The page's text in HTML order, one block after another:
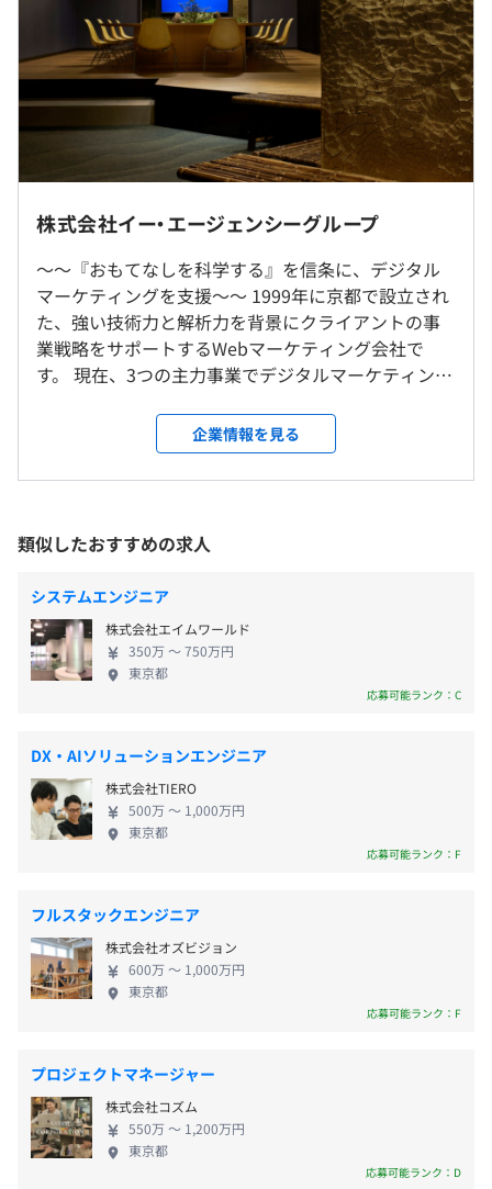
・大手航空会社のデータ基盤構築・運用プロジェクト
・大手アパレル企業のマーケティング施策可視化基盤開発
・小売業の店舗・EC統合データ基盤の設計・構築
・生成AIによるレポーティング自動化
・Vertex AI Search導入プロジェクト
・英会話レッスン補助
・GC関連資格取得支援あり（受験料補助、資格手当）
・外部提携キャリアコンサルタント1名、社内キャリアコ
外部セミナー受講・勉強会出席・書籍購入など、社員の自
主的な「学び・能力開発」を会社として応援しています
・ノートPC、外部モニターを支給します。
・PC種別（Windows/Mac）はご要望に応じて支給しま
す。
ウォーターフォール
BigQuery
期初に自身で目標を考え、上長と相談しながら達成基準な
ど）
就業場所の変更範囲
＜雇入時＞
自宅および東京本社
会社の定める場所（テレワークを行う場所を含む）
敷地内禁煙（喫煙場所あり）
・JR・東京メトロ「有楽町駅」より徒歩2分
・東京メトロ「日比谷駅」より徒歩2分
駅前にはマルイ・ビックカメラ・三省堂書店が、少し足を
延ばせば日比谷ミッドタウン・TOHOシネマズ・宝塚劇場
があり、
買物・エンターテイメントの一等地です。
・在宅勤務手当：5,000円
・固定残業代：89,420 円～
※固定残業代の相当時間：30.0時間/月
・住宅手当：20,000円/月
（※想定年収は年収提示額を保証するものではありません）
■勤務時間：9:30～18:30
・フレックスタイム制（コアタイム：11時～16時）
・全国フルリモート可／遠隔地採用有（一部条件有）
・PC種別（Windows/Mac）はご要望に応じて支給
平均残業時間：20時間程度／月
・完全週休2日制、年間休日128日
・夏季休暇4日
・年末年始4日
・誕生日休暇、慶弔休暇、育児介護休暇、産前・産後休暇
・通勤手当：月額5万円までを上限に実費支給
・PCは開発業務・環境に合わせて最適なものを支給
（Win・Mac選択可能）
・現場でのOJT、Off-jtを使った教育カリキュラム
・英会話レッスン補助、専属（外部委託）キャリアアドバ
イザー1名、人材開発コンサルタント1名
外部セミナー受講・勉強会出席・書籍購入など、社員の自
主的な「学び・能力開発」を会社として応援しています
株式会社イー・エージェンシーグループ
～～『おもてなしを科学する』を信条に、デジタル
マーケティングを支援～～ 1999年に京都で設⽴され
た、強い技術⼒と解析⼒を背景にクライアントの事
業戦略をサポートするWebマーケティング会社で
す。 現在、3つの主力事業でデジタルマーケティング
やサービスを提供し続けてこれたのは、創業の地、
京都の独自技術に拘るベンチャー企業を多数生み出
しつつ、長期的目線で経営を心掛けてきたからです。
ルタ、タイ、マレーシアにもオフィスを設け、環境
変化の激しいデジタル業界の中で時代に適した商品
サービスを提供しています。 弊社では、働くスタッ
フと会社が共に成長できる会社であること、京都発
祥の企業として「おもてなし」を大切にした事業を
展開したいと考えています。 そして、今のデジタル
化の流れを受け、これまで以上に、デジタルマーケ
活かして、『社会の期待に応えられる会社』を目指
していきます。
企業情報を見る
類似したおすすめの求人
システムエンジニア
株式会社エイムワールド
350万 〜 750万円
東京都
応募可能ランク：C
DX・AIソリューションエンジニア
株式会社TIERO
500万 〜 1,000万円
東京都
応募可能ランク：F
フルスタックエンジニア
株式会社オズビジョン
600万 〜 1,000万円
東京都
応募可能ランク：F
プロジェクトマネージャー
株式会社コズム
550万 〜 1,200万円
東京都
応募可能ランク：D